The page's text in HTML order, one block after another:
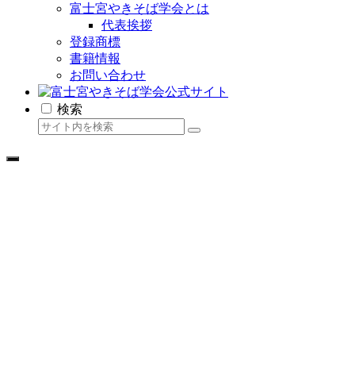
富士宮やきそば学会とは
代表挨拶
登録商標
書籍情報
お問い合わせ
検索